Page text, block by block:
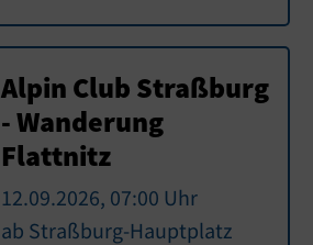
Alpin Club Straßburg
- Wanderung
Flattnitz
12.09.2026, 07:00 Uhr
ab Straßburg-Hauptplatz